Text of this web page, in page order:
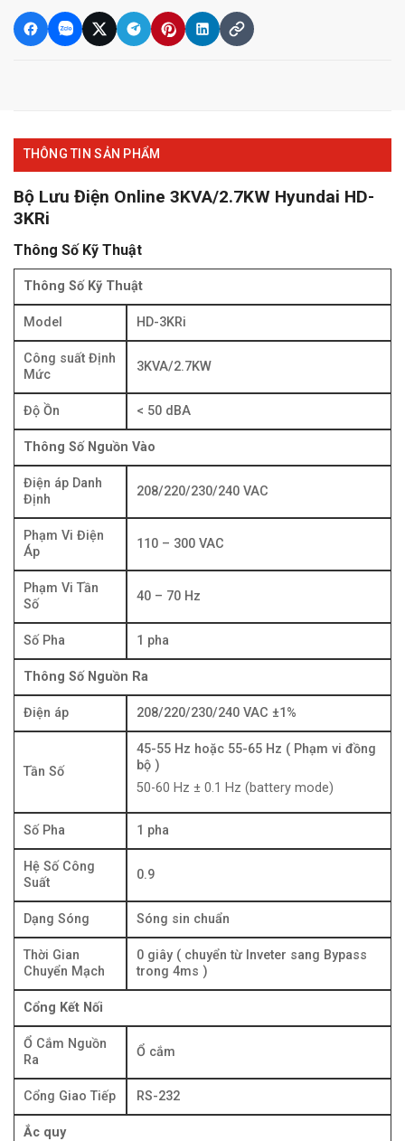
THÔNG TIN SẢN PHẨM
Bộ Lưu Điện Online 3KVA/2.7KW Hyundai HD-
3KRi
Thông Số Kỹ Thuật
Thông Số Kỹ Thuật
Model HD-3KRi
Công suất Định
Mức
3KVA/2.7KW
Độ Ồn < 50 dBA
Thông Số Nguồn Vào
Điện áp Danh
Định
208/220/230/240 VAC
Phạm Vi Điện
Áp
110 – 300 VAC
Phạm Vi Tần
Số
40 – 70 Hz
Số Pha 1 pha
Thông Số Nguồn Ra
Điện áp 208/220/230/240 VAC ±1%
Tần Số
45-55 Hz hoặc 55-65 Hz ( Phạm vi đồng
bộ )
50-60 Hz ± 0.1 Hz (battery mode)
Số Pha 1 pha
Hệ Số Công
Suất
0.9
Dạng Sóng Sóng sin chuẩn
Thời Gian
Chuyển Mạch
0 giây ( chuyển từ Inveter sang Bypass
trong 4ms )
Cổng Kết Nối
Ổ Cắm Nguồn
Ra
Ổ cắm
Cổng Giao Tiếp RS-232
Ắc quy